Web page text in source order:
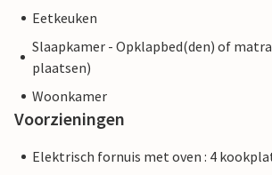
Eetkeuken
Slaapkamer - Opklapbed(den) of
plaatsen)
Woonkamer
Voorzieningen
Elektrisch fornuis met oven : 4